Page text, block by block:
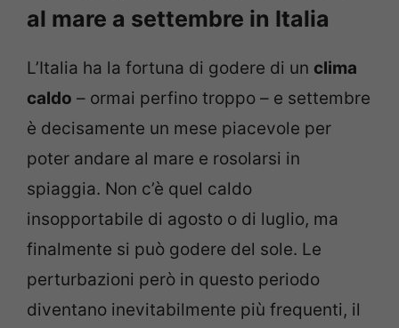
al mare a settembre in Italia
L’Italia ha la fortuna di godere di un clima
caldo – ormai perfino troppo – e settembre
è decisamente un mese piacevole per
poter andare al mare e rosolarsi in
spiaggia. Non c’è quel caldo
insopportabile di agosto o di luglio, ma
finalmente si può godere del sole. Le
perturbazioni però in questo periodo
diventano inevitabilmente più frequenti, il